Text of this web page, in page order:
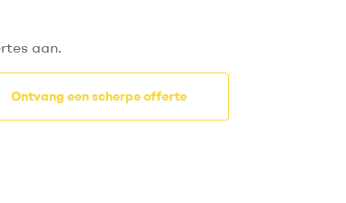
aan.
Ontvang een scherpe offerte